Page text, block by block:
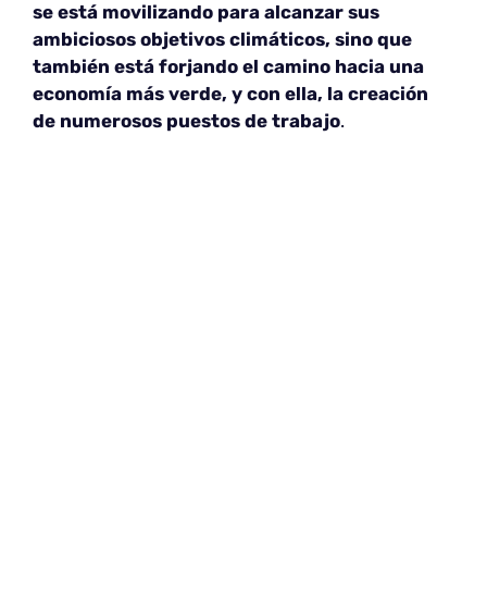
se está movilizando para alcanzar sus
ambiciosos objetivos climáticos, sino que
también está forjando el camino hacia una
economía más verde, y con ella, la creación
de numerosos puestos de trabajo.